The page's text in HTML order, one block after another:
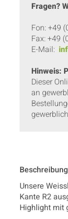
Fragen?
Fon: +49
Fax: +49
E-Mail:
Hinweis:
Dieser
an
Beschreibung
Unsere
Kante R2
Highlight mit